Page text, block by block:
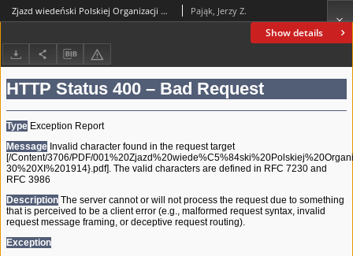
Show details
Zjazd wiedeński Polskiej Organizacji Narodowej (29-30 listopada 1914 roku) Pająk, Jerzy Z.